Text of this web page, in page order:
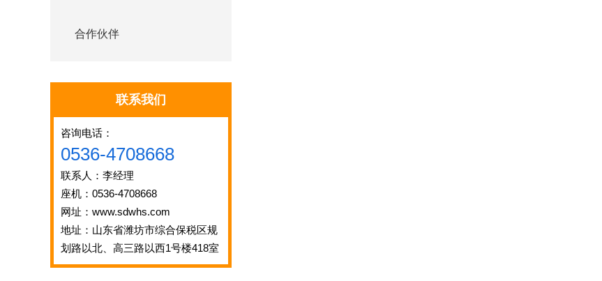
合作伙伴
联系我们
咨询电话：
0536-4708668
联系人：李经理
座机：0536-4708668
网址：www.sdwhs.com
地址：山东省潍坊市综合保税区规
划路以北、高三路以西1号楼418室